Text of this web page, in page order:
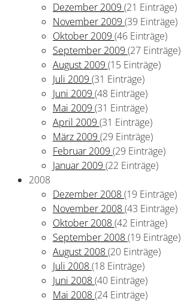
Dezember 2009 (21 Einträge)
November 2009 (39 Einträge)
Oktober 2009 (46 Einträge)
September 2009 (27 Einträge)
August 2009 (15 Einträge)
Juli 2009 (31 Einträge)
Juni 2009 (48 Einträge)
Mai 2009 (31 Einträge)
April 2009 (31 Einträge)
März 2009 (29 Einträge)
Februar 2009 (29 Einträge)
Januar 2009 (22 Einträge)
2008
Dezember 2008(19 Einträge)
November 2008(43 Einträge)
Oktober 2008(42 Einträge)
September 2008(19 Einträge)
August 2008(20 Einträge)
Juli 2008(18 Einträge)
Juni 2008(40 Einträge)
Mai 2008(24 Einträge)